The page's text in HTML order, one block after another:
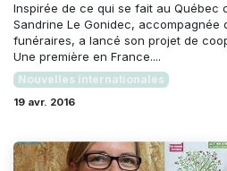
Inspirée de ce qui se fait au Québec
Sandrine Le Gonidec, accompagnée
funéraires, a lancé son projet de
Une première en France....
Nouvelles internationales
19 avr. 2016